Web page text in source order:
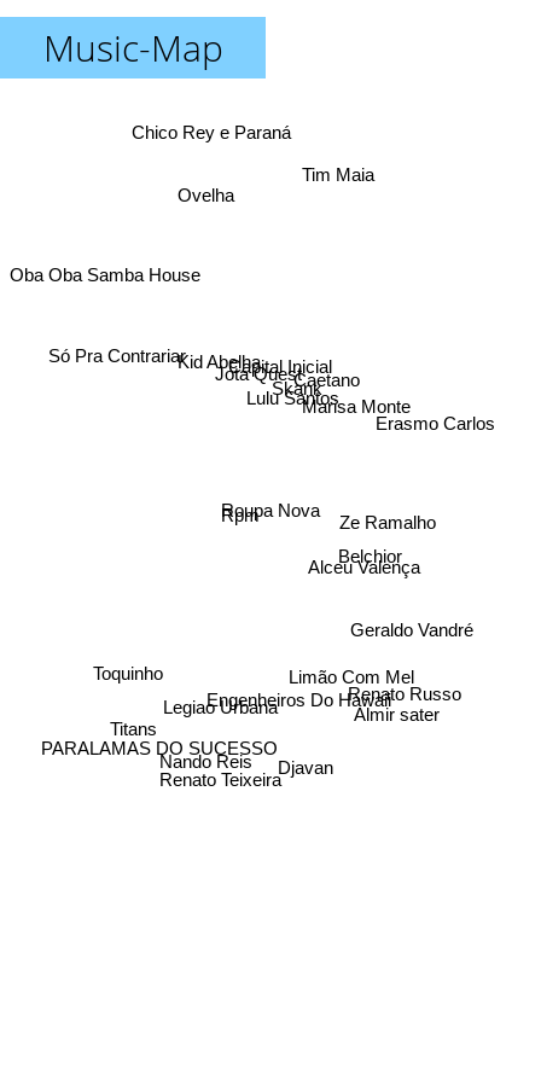
Music-Map
Roupa Nova
Rpm
Lulu Santos
Capital Inicial
Skank
Jota QuestCaetano
Limão Com Mel
Alceu Valença
Marisa Monte
Só Pra ContrariarKid Abelha
Legiao Urbana
Renato Teixeira
Engenheiros Do Hawaii
Belchior
Ovelha
Toquinho
Nando Reis
Ze Ramalho
PARALAMAS DO SUCESSO
Erasmo Carlos
Tim Maia
Titans
Djavan
Almir sater
Geraldo Vandré
Renato Russo
Chico Rey e Paraná
Oba Oba Samba House